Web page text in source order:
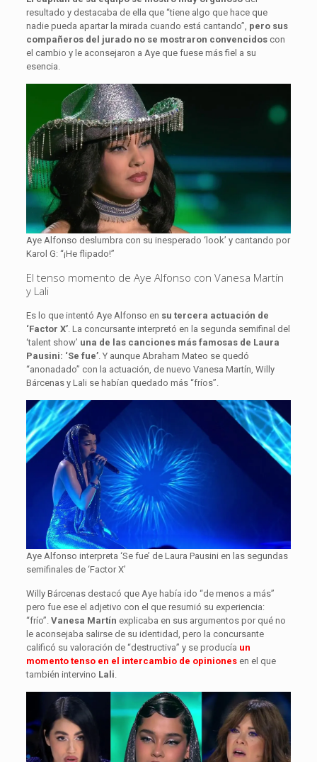
resultado y destacaba de ella que “tiene algo que hace que
nadie pueda apartar la mirada cuando está cantando”, pero sus
compañeros del jurado no se mostraron convencidoscon
el cambio y le aconsejaron a Aye que fuese más fiel a su
esencia.
Aye Alfonso deslumbra con su inesperado ‘look’ y cantando por
Karol G: “¡He flipado!”
El tenso momento de Aye Alfonso con Vanesa Martín
y Lali
Es lo que intentó Aye Alfonso en su tercera actuación de
‘Factor X’. La concursante interpretó en la segunda semifinal del
‘talent show’ una de las canciones más famosas de Laura
Pausini: ‘Se fue’. Y aunque Abraham Mateo se quedó
“anonadado” con la actuación, de nuevo Vanesa Martín, Willy
Bárcenas y Lali se habían quedado más “fríos”.
Aye Alfonso interpreta ‘Se fue’ de Laura Pausini en las segundas
semifinales de ‘Factor X’
Willy Bárcenas destacó que Aye había ido “de menos a más”
pero fue ese el adjetivo con el que resumió su experiencia:
“frío”.Vanesa Martín explicaba en sus argumentos por qué no
le aconsejaba salirse de su identidad, pero la concursante
calificó su valoración de “destructiva” y se producía un
momento tenso en el intercambio de opinionesen el que
también intervino Lali.